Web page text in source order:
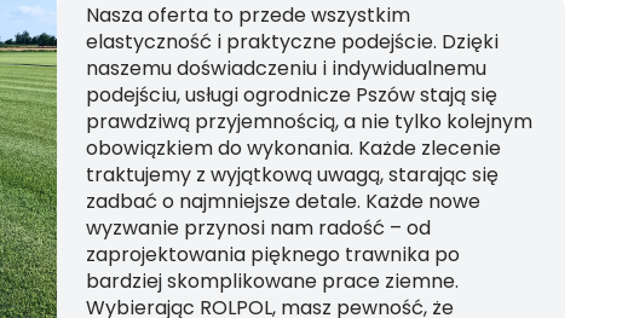
Nasza oferta to przede wszystkim
elastyczność i praktyczne podejście. Dzięki
naszemu doświadczeniu i indywidualnemu
podejściu, usługi ogrodnicze Pszów stają się
prawdziwą przyjemnością, a nie tylko kolejnym
obowiązkiem do wykonania. Każde zlecenie
traktujemy z wyjątkową uwagą, starając się
zadbać o najmniejsze detale. Każde nowe
wyzwanie przynosi nam radość – od
zaprojektowania pięknego trawnika po
bardziej skomplikowane prace ziemne.
Wybierając ROLPOL, masz pewność, że